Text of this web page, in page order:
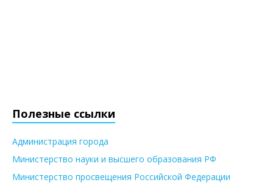
Полезные ссылки
Администрация города
Министерство науки и высшего образования РФ
Министерство просвещения Российской Федерации